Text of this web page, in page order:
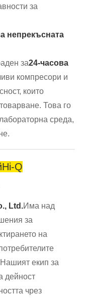
за
непрекъсната
за24-часова
компресори и
които
Това го
среда,
Hi-Q
Ltd.Има над
за
на
екип за
дейност
чрез